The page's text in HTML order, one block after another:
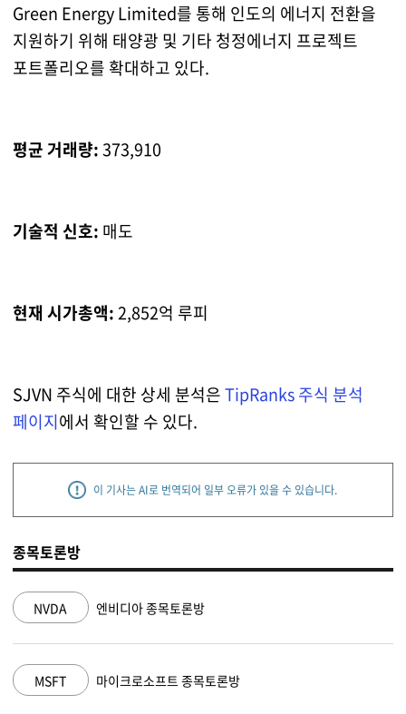
Green Energy Limited를 통해 인도의 에너지 전환을
지원하기 위해 태양광 및 기타 청정에너지 프로젝트
포트폴리오를 확대하고 있다.
평균 거래량:373,910
기술적 신호: 매도
현재 시가총액:2,852억 루피
SJVN 주식에 대한 상세 분석은TipRanks 주식 분석
페이지에서 확인할 수 있다.
이 기사는 AI로 번역되어 일부 오류가 있을 수 있습니다.
종목토론방
NVDA 엔비디아 종목토론방
MSFT 마이크로소프트 종목토론방